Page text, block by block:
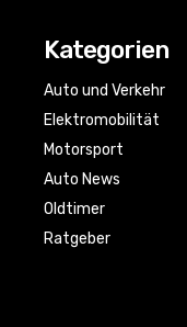
Kategorien
Auto und Verkehr
Elektromobilität
Motorsport
Auto News
Oldtimer
Ratgeber